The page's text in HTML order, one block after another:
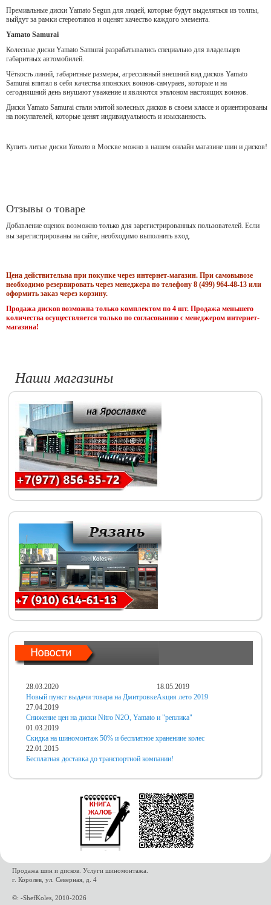
Премиальные диски Yamato Segun для людей, которые будут выделяться из толпы,
выйдут за рамки стереотипов и оценят качество каждого элемента.
Yamato Samurai
Колесные диски Yamato Samurai разрабатывались специально для владельцев
габаритных автомобилей.
Чёткость линий, габаритные размеры, агрессивный внешний вид дисков Yamato
Samurai впитал в себя качества японских воинов-самураев, которые и на
сегодняшний день внушают уважение и являются эталоном настоящих воинов.
Диски Yamato Samurai стали элитой колесных дисков в своем классе и ориентированы
на покупателей, которые ценят индивидуальность и изысканность.
Купить литые диски Yamato в Москве можно в нашем онлайн магазине шин и дисков!
Отзывы о товаре
Добавление оценок возможно только для зарегистрированных пользователей. Если
вы зарегистрированы на сайте, необходимо выполнить вход.
Цена действительна при покупке через интернет-магазин. При самовывозе
необходимо резервировать через менеджера по телефону 8 (499) 964-48-13 или
оформить заказ через корзину.
Продажа дисков возможна только комплектом по 4 шт. Продажа меньшего
количества осуществляется только по согласованию с менеджером интернет-
магазина!
Наши магазины
28.03.2020
Новый пункт выдачи товара на Дмитровке
18.05.2019
Акция лето 2019
27.04.2019
Снижение цен на диски Nitro N2O, Yamato и "реплика"
01.03.2019
Скидка на шиномонтаж 50% и бесплатное хранениие колес
22.01.2015
Бесплатная доставка до транспортной компании!
Продажа шин и дисков. Услуги шиномонтажа.
г. Королев, ул. Северная, д. 4
©: -ShefKoles, 2010-2026